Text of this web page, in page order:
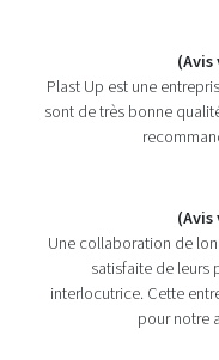
Plast Up est une
sont de très bonne
Une collaboration de
satisfaite de leurs
interlocutrice. Cette
pour notre